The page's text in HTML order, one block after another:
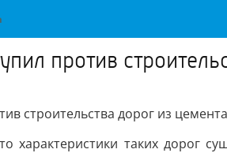
против
строительства дорог из
характеристики таких дорог